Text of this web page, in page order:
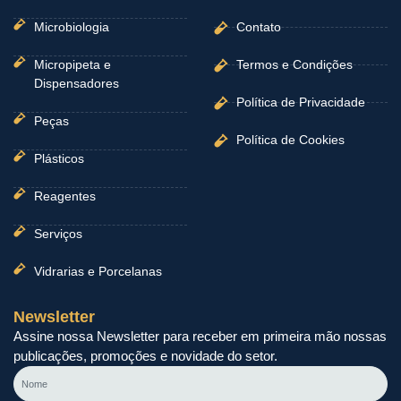
Microbiologia
Micropipeta e
Dispensadores
Peças
Plásticos
Reagentes
Serviços
Vidrarias e Porcelanas
Contato
Termos e Condições
Política de Privacidade
Política de Cookies
Newsletter
Assine nossa Newsletter para receber em primeira mão nossas
publicações, promoções e novidade do setor.
Nome